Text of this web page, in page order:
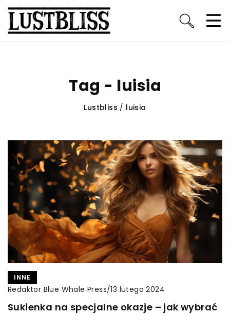
Tag - luisia
Lustbliss / luisia
INNE
Redaktor Blue Whale Press/13 lutego 2024
Sukienka na specjalne okazje – jak wybrać